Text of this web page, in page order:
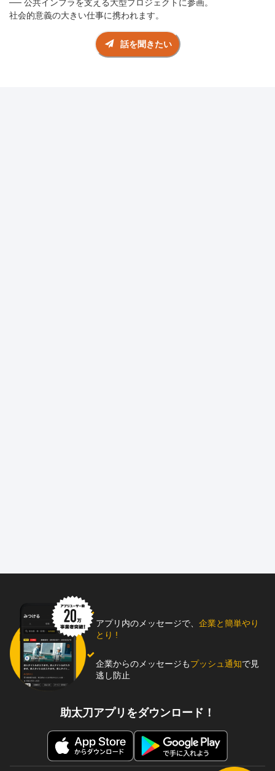
── 公共インフラを支える大型プロジェクトに参画。
社会的意義の大きい仕事に携われます。
話を聞きたい
アプリ内のメッセージで、 企業と簡単やり
とり !
企業からのメッセージもプッシュ通知で見
逃し防止
助太刀アプリをダウンロード！